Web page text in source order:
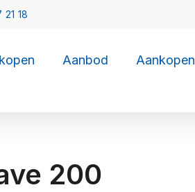
Aanbod Aankopen
200